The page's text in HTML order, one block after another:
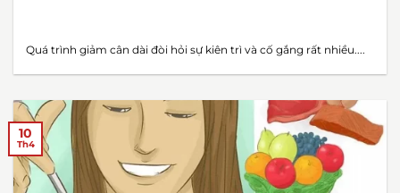
Quá trình giảm cân dài đòi hỏi sự kiên trì và cố gắng rất nhiều....
10
Th4